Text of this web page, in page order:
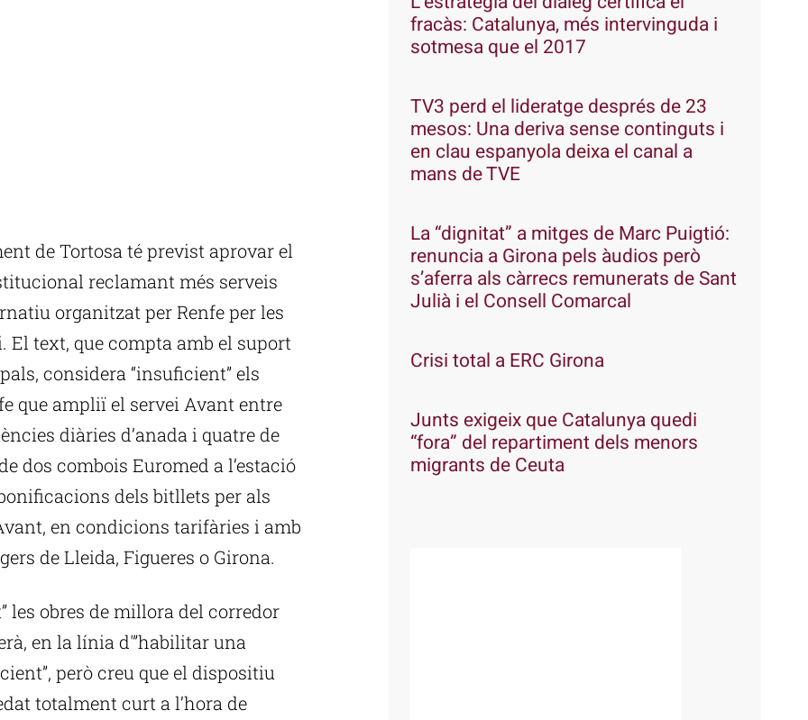
de Tortosa té previst aprovar el
reclamant més serveis
organitzat per Renfe per les
text, que compta amb el suport
considera “insuficient” els
que ampliï el servei Avant entre
diàries d’anada i quatre de
dos combois Euromed a l’estació
dels bitllets per als
en condicions tarifàries i amb
de Lleida, Figueres o Girona.
les obres de millora del corredor
en la línia d'”habilitar una
però creu que el dispositiu
totalment curt a l’hora de
fracàs: Catalunya, més intervinguda i
sotmesa que el 2017
TV3 perd el lideratge després de 23
mesos: Una deriva sense continguts i
en clau espanyola deixa el canal a
mans de TVE
La “dignitat” a mitges de Marc Puigtió:
renuncia a Girona pels àudios però
s’aferra als càrrecs remunerats de Sant
Julià i el Consell Comarcal
Crisi total a ERC Girona
Junts exigeix que Catalunya quedi
“fora” del repartiment dels menors
migrants de Ceuta